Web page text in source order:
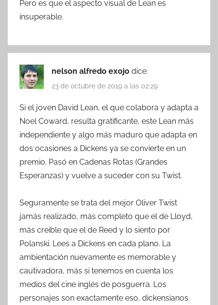
Pero es que el aspecto visual de Lean es
insuperable.
nelson alfredo exojo dice:
23 de octubre de 2019 a las 02:29
Si el joven David Lean, el que colabora y adapta a
Noel Coward, resulta gratificante, este Lean más
independiente y algo más maduro que adapta en
dos ocasiones a Dickens ya se convierte en un
premio. Pasó en Cadenas Rotas (Grandes
Esperanzas) y vuelve a suceder con su Twist.
Seguramente se trata del mejor Oliver Twist
jamás realizado, más completo que el de Lloyd,
más creible que el de Reed y lo siento por
Polanski. Lees a Dickens en cada plano. La
ambientación nuevamente es memorable y
cautivadora, más si tenemos en cuenta los
medios del cine inglés de posguerra. Los
personajes son exactamente eso, dickensianos.